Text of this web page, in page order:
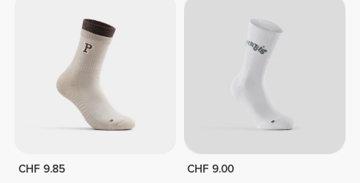
CHF 9.85
CHF 9.00